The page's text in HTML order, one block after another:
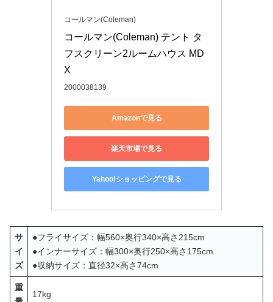
コールマン(Coleman)
コールマン(Coleman) テント タ
フスクリーン2ルームハウス MD
X
2000038139
Amazonで見る
楽天市場で見る
Yahoo!ショッピングで見る
サ
イ
ズ
●フライサイズ：幅560×奥行340×高さ215cm
●インナーサイズ：幅300×奥行250×高さ175cm
●収納サイズ：直径32×高さ74cm
重
17kg